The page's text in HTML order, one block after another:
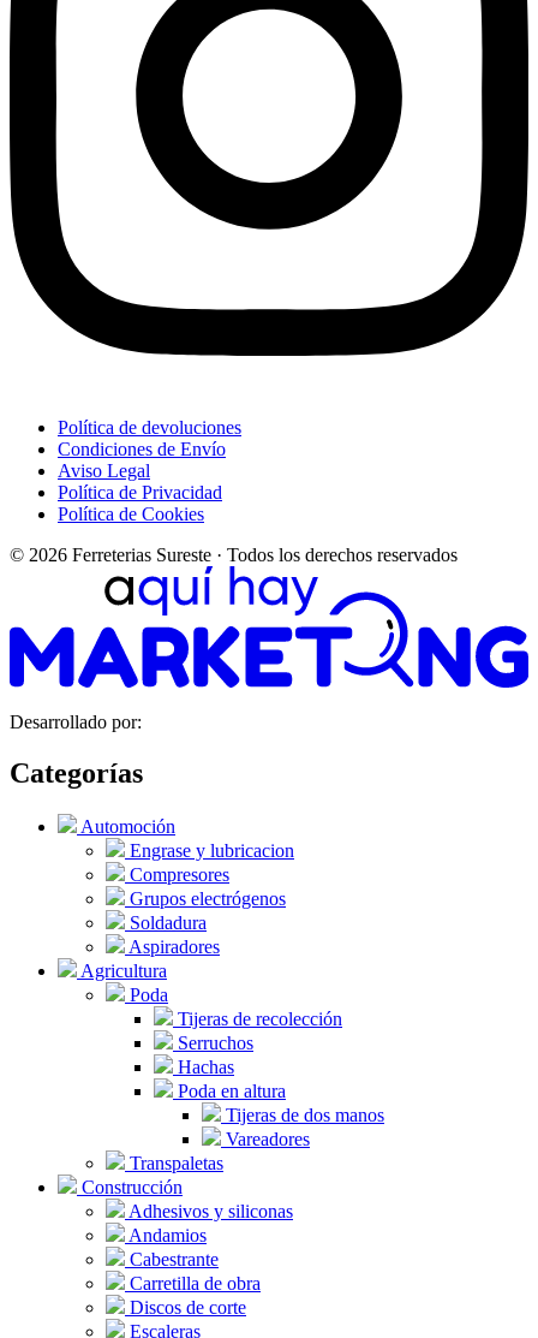
Política de devoluciones
Condiciones de Envío
Aviso Legal
Política de Privacidad
Política de Cookies
© 2026 Ferreterias Sureste · Todos los derechos reservados
Desarrollado por:
Categorías
Automoción
Engrase y lubricacion
Compresores
Grupos electrógenos
Soldadura
Aspiradores
Agricultura
Poda
Tijeras de recolección
Serruchos
Hachas
Poda en altura
Tijeras de dos manos
Vareadores
Transpaletas
Construcción
Adhesivos y siliconas
Andamios
Cabestrante
Carretilla de obra
Discos de corte
Escaleras